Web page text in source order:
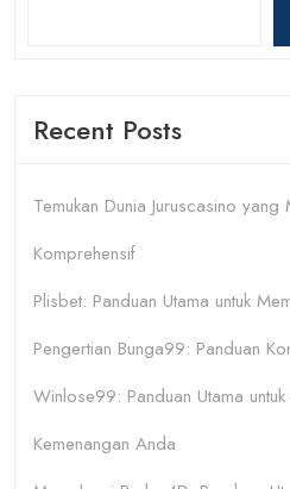
Recent Posts
Temukan Dunia Juruscasino yang
Komprehensif
Plisbet: Panduan Utama untuk
Pengertian Bunga99: Panduan
Winlose99: Panduan Utama
Kemenangan Anda